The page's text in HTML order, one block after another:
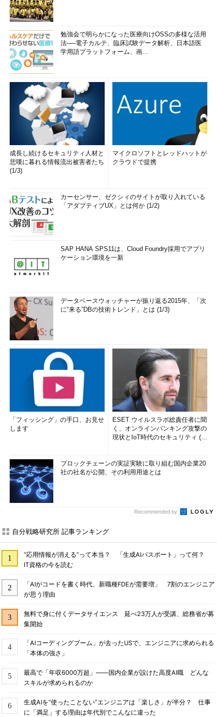
勉強会で明らかになった医療向けOSSの多様な活用
法──電子カルテ、臨床試験データ解析、日本語医
学用語プラットフォーム、画...
成長し続けるセキュリティ人材と
悲嘆に暮れる情報流出被害者たち
(1/3)
マイクロソフトとレッドハットが
クラウドで提携
カーセンサー、ゼクシィのサイトが取り入れている
「アダプティブUX」とは何か (1/2)
SAP HANA SPS11は、Cloud Foundry採用でアプリ
ケーション環境を一新
データベースウォッチャーが振り返る2015年、「次
に“来る”DBの技術トレンド」とは (1/3)
「フィッシング」の手口、お見せ
します
ESET ウイルスラボ総責任者に聞
く、オンラインバンキング攻撃の
現状とIoT時代のセキュリティ (1/
ブロックチェーンの実証実験に取り組む国内企業20
社の社名が公開、その利用用途とは
Recommended by
自分戦略研究所 記事ランキング
“応用情報が消える”って本当？ 「生成AIパスポート」って何？
IT資格の今を読む
「AIがコードを書く時代、新職種FDEが需要増」 7割のエンジニア
が思う理由
無料で身に付くデータサイエンス 延べ23万人が受講、総務省が募
集開始
「AIコーディングブーム」が去ったUSで、エンジニアに求められる
「本体の強さ」
最高で「年収6000万超」――国内企業が設けた高度AI職 どんな
スキルが求められるのか
生成AIを“使ったことない”エンジニアは「楽しさ」が半分？ 仕事
に「満足」する理由は年代別でこんなに違った